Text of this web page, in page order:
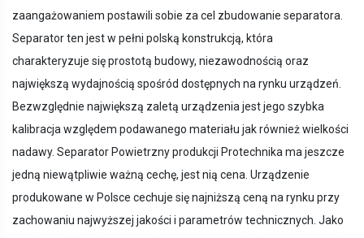
zaangażowaniem postawili sobie za cel zbudowanie separatora.
Separator ten jest w pełni polską konstrukcją, która
charakteryzuje się prostotą budowy, niezawodnością oraz
największą wydajnością spośród dostępnych na rynku urządzeń.
Bezwzględnie największą zaletą urządzenia jest jego szybka
kalibracja względem podawanego materiału jak również wielkości
nadawy. Separator Powietrzny produkcji Protechnika ma jeszcze
jedną niewątpliwie ważną cechę, jest nią cena. Urządzenie
produkowane w Polsce cechuje się najniższą ceną na rynku przy
zachowaniu najwyższej jakości i parametrów technicznych. Jako